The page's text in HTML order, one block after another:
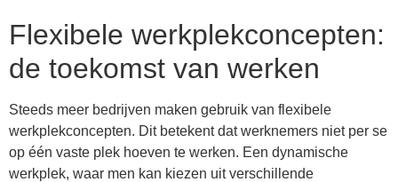
Flexibele werkplekconcepten:
de toekomst van werken
Steeds meer bedrijven maken gebruik van flexibele
werkplekconcepten. Dit betekent dat werknemers niet per se
op één vaste plek hoeven te werken. Een dynamische
werkplek, waar men kan kiezen uit verschillende